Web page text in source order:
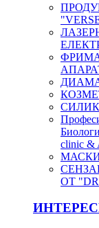
clinic &
ОТ